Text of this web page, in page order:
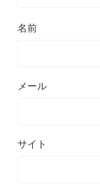
名前
メール
サイト